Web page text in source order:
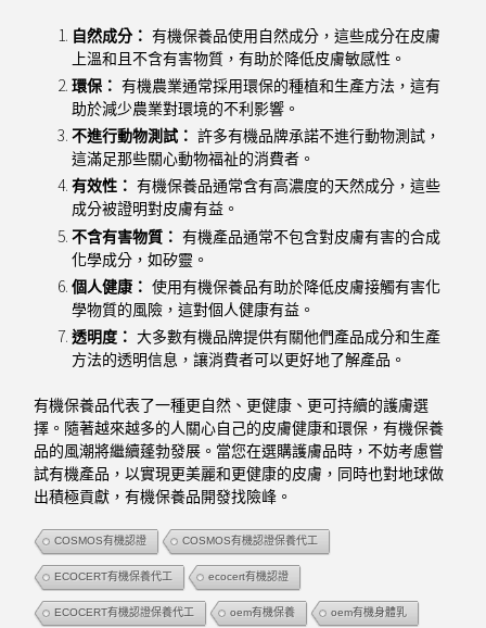
自然成分： 有機保養品使用自然成分，這些成分在皮膚
上溫和且不含有害物質，有助於降低皮膚敏感性。
環保： 有機農業通常採用環保的種植和生產方法，這有
助於減少農業對環境的不利影響。
不進行動物測試： 許多有機品牌承諾不進行動物測試，
這滿足那些關心動物福祉的消費者。
有效性： 有機保養品通常含有高濃度的天然成分，這些
成分被證明對皮膚有益。
不含有害物質： 有機產品通常不包含對皮膚有害的合成
化學成分，如矽靈。
個人健康： 使用有機保養品有助於降低皮膚接觸有害化
學物質的風險，這對個人健康有益。
透明度： 大多數有機品牌提供有關他們產品成分和生產
方法的透明信息，讓消費者可以更好地了解產品。
有機保養品代表了一種更自然、更健康、更可持續的護膚選
擇。隨著越來越多的人關心自己的皮膚健康和環保，有機保養
品的風潮將繼續蓬勃發展。當您在選購護膚品時，不妨考慮嘗
試有機產品，以實現更美麗和更健康的皮膚，同時也對地球做
出積極貢獻，有機保養品開發找險峰。
COSMOS有機認證 COSMOS有機認證保養代工
ECOCERT有機保養代工 ecocert有機認證
ECOCERT有機認證保養代工 oem有機保養 oem有機身體乳